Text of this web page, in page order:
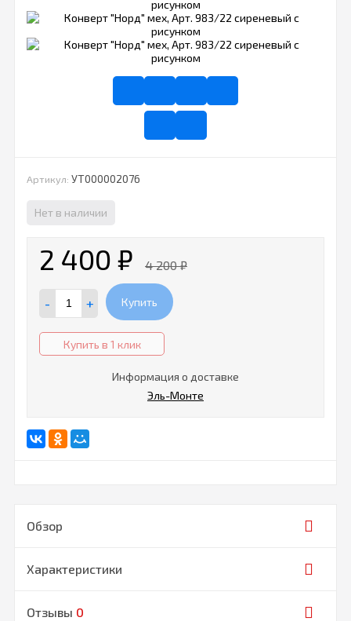
Артикул: УТ000002076
Нет в наличии
2 400 ₽ 4 200₽
- + Купить
Купить в 1 клик
Информация о доставке
Эль-Монте
Обзор
Характеристики
Отзывы 0